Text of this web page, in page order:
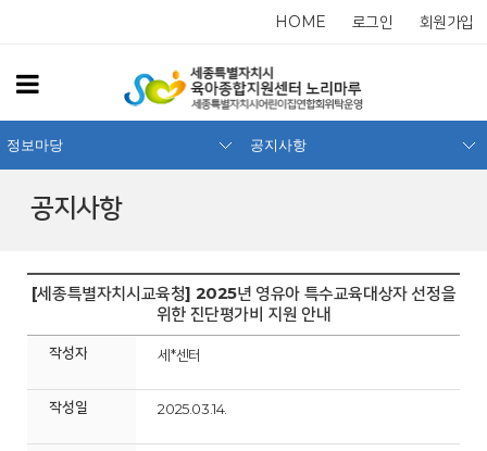
HOME 로그인 회원가입
공지사항
정보마당 공지사항
[세종특별자치시교육청] 2025년 영유아 특수교육대상자 선정을
위한 진단평가비 지원 안내
작성자 세*센터
작성일 2025.03.14.